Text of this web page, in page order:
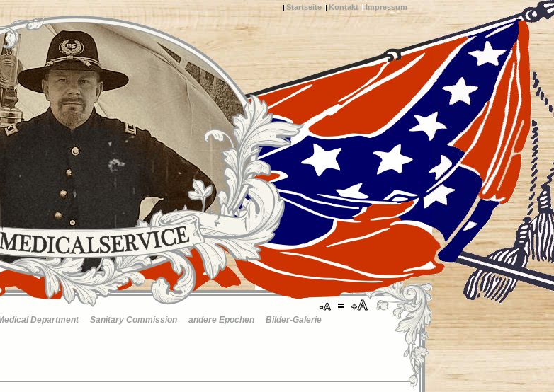
Impressum
Kontakt
Startseite
Department Sanitary Commission andere Epochen Bilder-Galerie